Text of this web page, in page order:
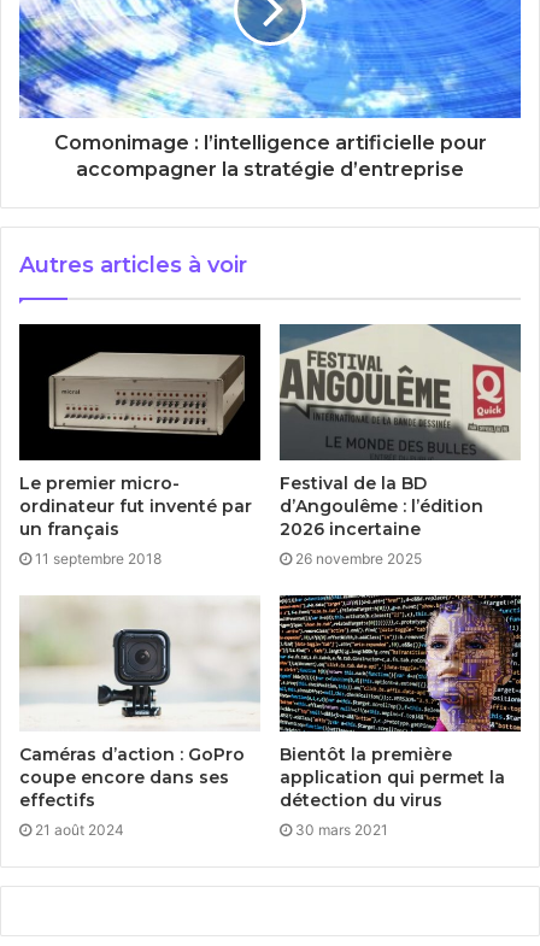
Comonimage : l’intelligence artificielle pour
accompagner la stratégie d’entreprise
Autres articles à voir
Le premier micro-
ordinateur fut inventé par
un français
11 septembre 2018
Festival de la BD
d’Angoulême : l’édition
2026 incertaine
26 novembre 2025
Caméras d’action : GoPro
coupe encore dans ses
effectifs
21 août 2024
Bientôt la première
application qui permet la
détection du virus
30 mars 2021